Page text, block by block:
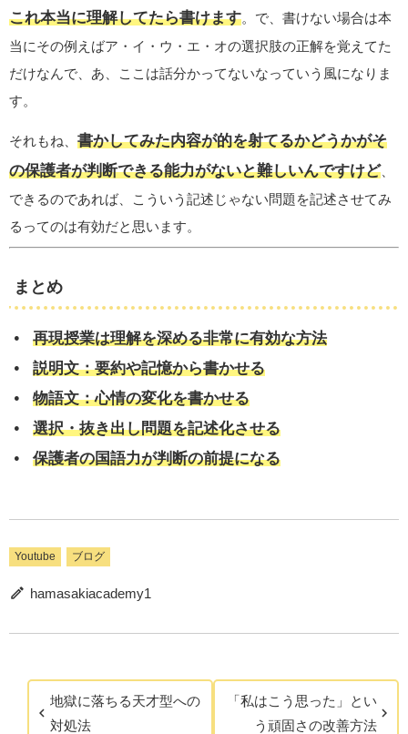
これ本当に理解してたら書けます。で、書けない場合は本
当にその例えばア・イ・ウ・エ・オの選択肢の正解を覚えてた
だけなんで、あ、ここは話分かってないなっていう風になりま
す。
それもね、 書かしてみた内容が的を射てるかどうかがそ
の保護者が判断できる能力がないと難しいんですけど、
できるのであれば、こういう記述じゃない問題を記述させてみ
るってのは有効だと思います。
まとめ
再現授業は理解を深める非常に有効な方法
説明文：要約や記憶から書かせる
物語文：心情の変化を書かせる
選択・抜き出し問題を記述化させる
保護者の国語力が判断の前提になる
Youtube ブログ
hamasakiacademy1
地獄に落ちる天才型への
対処法
「私はこう思った」とい
う頑固さの改善方法